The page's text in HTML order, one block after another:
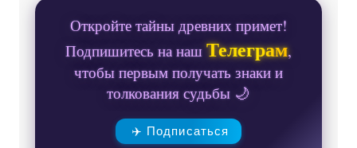
Откройте тайны древних примет!
Подпишитесь на нашТелеграм,
чтобы первым получать знаки и
толкования судьбы 🌙
✈️ Подписаться